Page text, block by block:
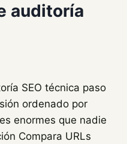
auditoría
SEO técnica paso
ordenado por
enormes que nadie
Compara URLs